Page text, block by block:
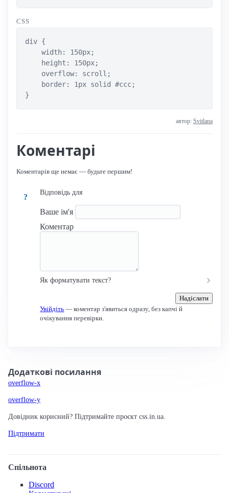
CSS
div {
    width: 150px;
    height: 150px;
    overflow: scroll;
    border: 1px solid #ccc;
}
автор: Svitlana
Коментарі
Коментарів ще немає — будьте першим!
?
Відповідь для
Ваше ім'я
Коментар
Як форматувати текст?
Надіслати
Увійдіть — коментар з'явиться одразу, без капчі й
очікування перевірки.
Додаткові посилання
overflow-x
overflow-y
Довідник корисний? Підтримайте проєкт css.in.ua.
Підтримати
Спільнота
Discord